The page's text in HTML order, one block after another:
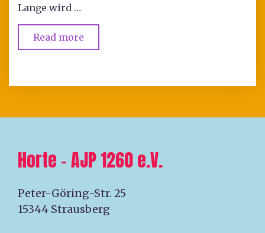
Lange wird …
Read more
Horte – AJP 1260 e.V.
Peter-Göring-Str. 25
15344 Strausberg